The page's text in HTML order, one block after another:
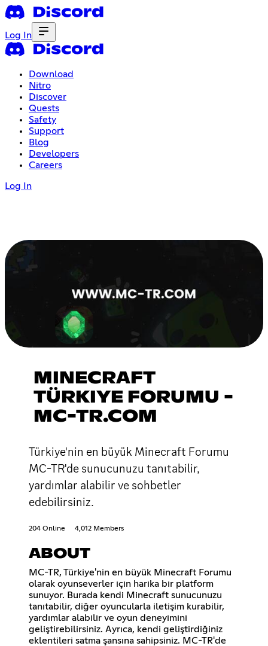
Log In
Download
Nitro
Discover
Quests
Safety
Support
Blog
Developers
Careers
Log In
MINECRAFT
TÜRKIYE FORUMU -
MC-TR.COM
Türkiye'nin en büyük Minecraft Forumu
MC-TR'de sunucunuzu tanıtabilir,
yardımlar alabilir ve sohbetler
edebilirsiniz.
204 Online 4,012 Members
ABOUT
MC-TR, Türkiye'nin en büyük Minecraft Forumu
olarak oyunseverler için harika bir platform
sunuyor. Burada kendi Minecraft sunucunuzu
tanıtabilir, diğer oyuncularla iletişim kurabilir,
yardımlar alabilir ve oyun deneyimini
geliştirebilirsiniz. Ayrıca, kendi geliştirdiğiniz
eklentileri satma şansına sahipsiniz. MC-TR'de